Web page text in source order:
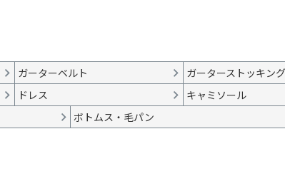
ガーターベルト ガーターストッキング
ドレス キャミソール
ボトムス・毛パン